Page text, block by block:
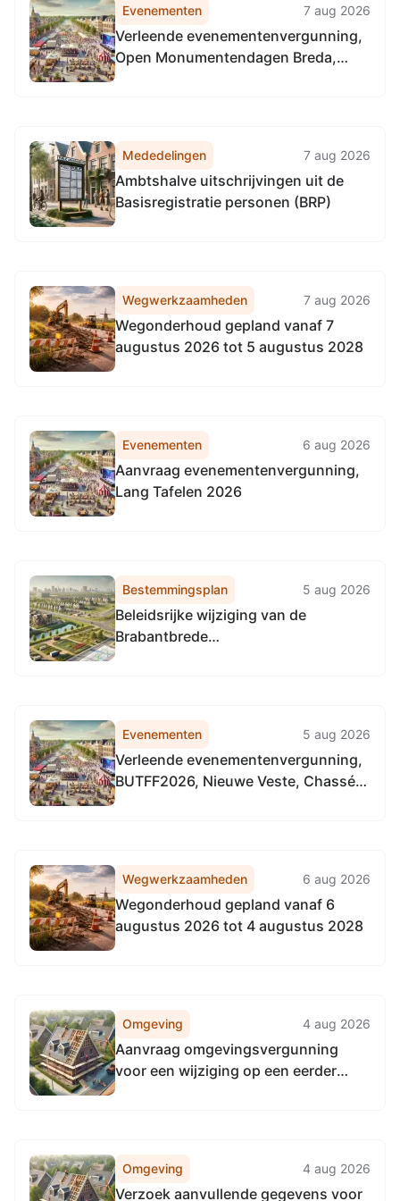
Evenementen 7 aug 2026
Verleende evenementenvergunning,
Open Monumentendagen Breda,
Mededelingen 7 aug 2026
Ambtshalve uitschrijvingen uit de
Basisregistratie personen (BRP)
Wegwerkzaamheden 7 aug 2026
Wegonderhoud gepland vanaf 7
augustus 2026 tot 5 augustus 2028
Evenementen 6 aug 2026
Aanvraag evenementenvergunning,
Lang Tafelen 2026
Bestemmingsplan 5 aug 2026
Beleidsrijke wijziging van de
Brabantbrede
Evenementen 5 aug 2026
Verleende evenementenvergunning,
BUTFF2026, Nieuwe Veste, Chassé
Wegwerkzaamheden 6 aug 2026
Wegonderhoud gepland vanaf 6
augustus 2026 tot 4 augustus 2028
Omgeving 4 aug 2026
Aanvraag omgevingsvergunning
voor een wijziging op een eerder
Omgeving 4 aug 2026
Verzoek aanvullende gegevens voor